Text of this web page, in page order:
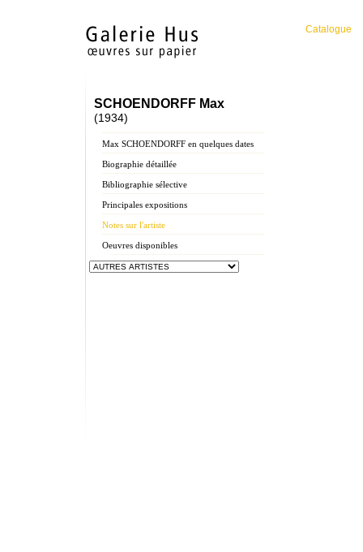
Catalogue
SCHOENDORFF Max
(1934)
Max SCHOENDORFF en quelques dates
Biographie détaillée
Bibliographie sélective
Principales expositions
Notes sur l'artiste
Oeuvres disponibles